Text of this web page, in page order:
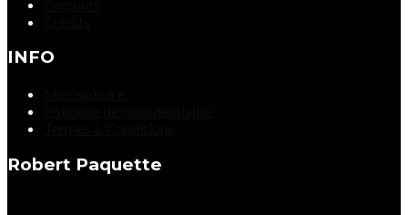
INFO
Robert Paquette